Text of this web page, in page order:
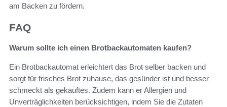
am Backen zu fördern.
FAQ
Warum sollte ich einen Brotbackautomaten kaufen?
Ein Brotbackautomat erleichtert das Brot selber backen und
sorgt für frisches Brot zuhause, das gesünder ist und besser
schmeckt als gekauftes. Zudem kann er Allergien und
Unverträglichkeiten berücksichtigen, indem Sie die Zutaten